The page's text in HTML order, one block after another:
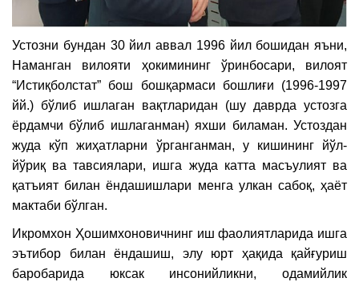
Устозни бундан 30 йил аввал 1996 йил бошидан яъни,
Наманган вилояти ҳокимининг ўринбосари, вилоят
“Истиқболстат” бош бошқармаси бошлиғи (1996-1997
йй.) бўлиб ишлаган вақтларидан (шу даврда устозга
ёрдамчи бўлиб ишлаганман) яхши биламан. Устоздан
жуда кўп жиҳатларни ўрганганман, у кишининг йўл-
йўриқ ва тавсиялари, ишга жуда катта масъулият ва
қатъият билан ёндашишлари менга улкан сабоқ, ҳаёт
мактаби бўлган.
Икромхон Ҳошимхоновичнинг иш фаолиятларида ишга
эътибор билан ёндашиш, элу юрт ҳақида қайғуриш
баробарида юксак инсонийликни, одамийлик